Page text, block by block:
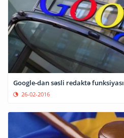
Google-dan səsli redaktə funksiyası
26-02-2016